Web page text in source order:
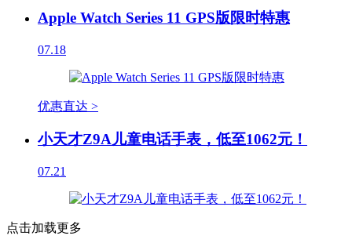
Apple Watch Series 11 GPS版限时特惠
07.18
优惠直达 >
小天才Z9A儿童电话手表，低至1062元！
07.21
点击加载更多